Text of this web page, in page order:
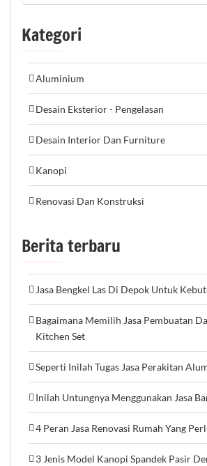
Kategori
Aluminium
Desain Eksterior - Pengelasan
Desain Interior Dan Furniture
Kanopi
Renovasi Dan Konstruksi
Berita terbaru
Jasa Bengkel Las Di Depok Untuk
Bagaimana Memilih Jasa Pembuatan
Kitchen Set
Seperti Inilah Tugas Jasa Perakitan
Inilah Untungnya Menggunakan Jasa
4 Peran Jasa Renovasi Rumah Yang
3 Jenis Model Kanopi Spandek Pasir